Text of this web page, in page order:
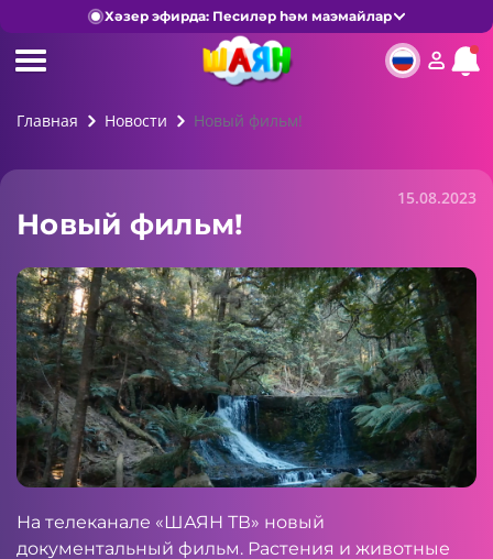
Хәзер эфирда: Песиләр һәм маэмайлар
Главная Новости Новый фильм!
15.08.2023
Новый фильм!
На телеканале «ШАЯН ТВ» новый
документальный фильм. Растения и животные